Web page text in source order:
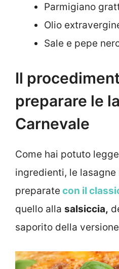
Parmigiano
Olio
Sale e pepe
Il
preparare le
Carnevale
Come hai potuto
ingredienti, le lasagne
preparate con il
quello alla salsiccia,
saporito della